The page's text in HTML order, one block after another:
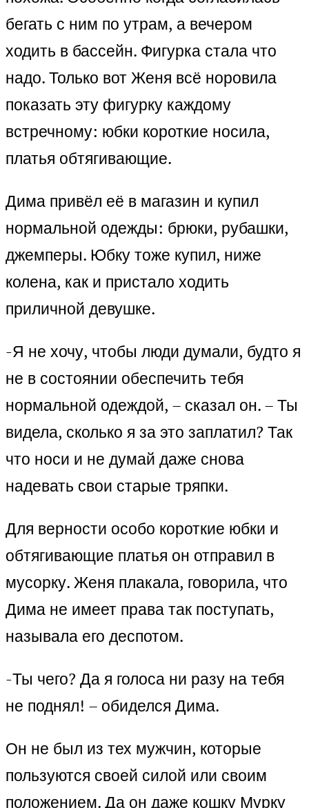
бегать с ним по утрам, а вечером
ходить в бассейн. Фигурка стала что
надо. Только вот Женя всё норовила
показать эту фигурку каждому
встречному: юбки короткие носила,
платья обтягивающие.
Дима привёл её в магазин и купил
нормальной одежды: брюки, рубашки,
джемперы. Юбку тоже купил, ниже
колена, как и пристало ходить
приличной девушке.
-Я не хочу, чтобы люди думали, будто я
не в состоянии обеспечить тебя
нормальной одеждой, – сказал он. – Ты
видела, сколько я за это заплатил? Так
что носи и не думай даже снова
надевать свои старые тряпки.
Для верности особо короткие юбки и
обтягивающие платья он отправил в
мусорку. Женя плакала, говорила, что
Дима не имеет права так поступать,
называла его деспотом.
-Ты чего? Да я голоса ни разу на тебя
не поднял! – обиделся Дима.
Он не был из тех мужчин, которые
пользуются своей силой или своим
положением. Да он даже кошку Мурку